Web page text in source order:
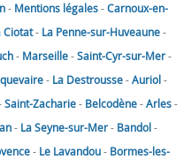
- Mentions légales-Carnoux-en-
Ciotat- La Penne-sur-Huveaune-
- Marseille-Saint-Cyr-sur-Mer-
- La Destrousse-Auriol-
Saint-Zacharie- Belcodène-Arles-
- La Seyne-sur-Mer- Bandol-
- Le Lavandou- Bormes-les-